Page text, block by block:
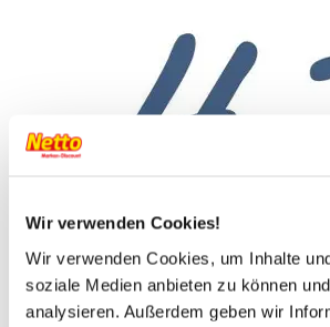
Wir verwenden Cookies!
Wir verwenden Cookies, um Inhalte
soziale Medien anbieten zu können
analysieren. Außerdem geben wir